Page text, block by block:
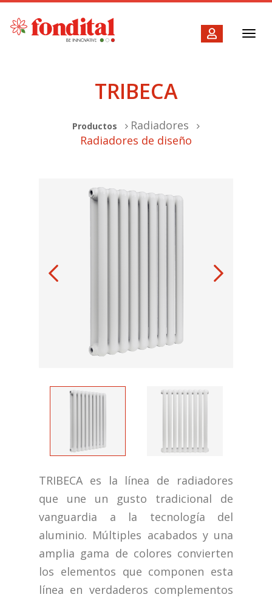
TRIBECA
Productos
Radiadores
Radiadores de diseño
TRIBECA es la línea de radiadores
que une un gusto tradicional de
vanguardia a la tecnología del
aluminio. Múltiples acabados y una
amplia gama de colores convierten
los elementos que componen esta
línea en verdaderos complementos